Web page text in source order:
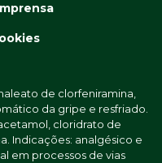
de clorfeniramina,
da gripe e resfriado.
cloridrato de
Indicações: analgésico e
em processos de vias